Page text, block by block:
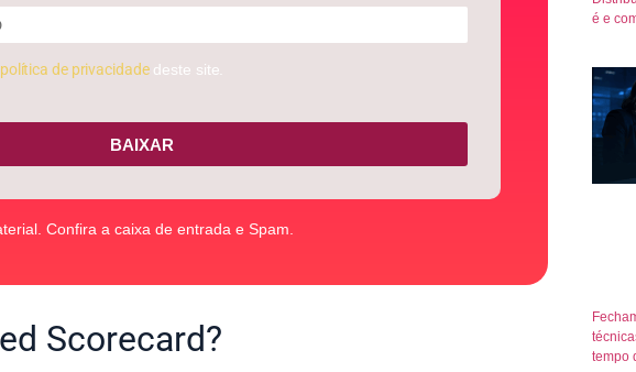
política de privacidadedeste site.
BAIXAR
Confira a caixa de entrada e Spam.
Scorecard?
é e
tempo